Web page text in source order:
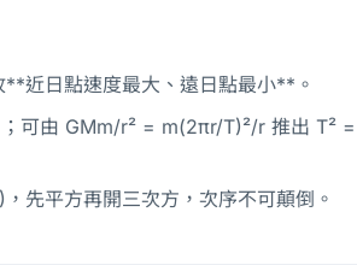
近日點速度最大、遠日點最小**。
可由 GMm/r² = m(2πr/T)²/r 推出 T² =
先平方再開三次方，次序不可顛倒。